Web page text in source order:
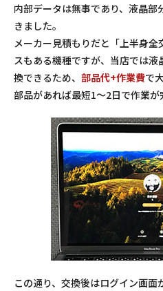
内部データは無事であり、液晶
きました。
メーカー見積もりだと「上半身
スもある機種ですが、当店では
換できるため、 部品代+作業費で
部品があれば最短1～2日で作業が
この通り、交換後はログイン画